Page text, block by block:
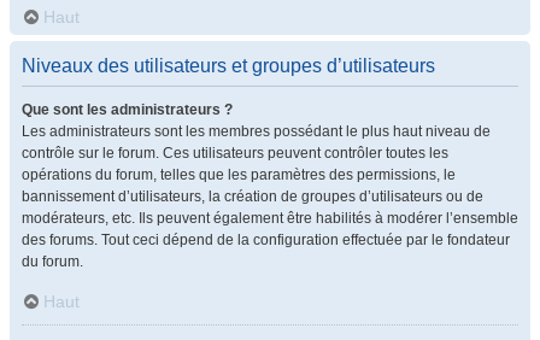
Haut
Niveaux des utilisateurs et groupes d’utilisateurs
Que sont les administrateurs ?
Les administrateurs sont les membres possédant le plus haut niveau de
contrôle sur le forum. Ces utilisateurs peuvent contrôler toutes les
opérations du forum, telles que les paramètres des permissions, le
bannissement d’utilisateurs, la création de groupes d’utilisateurs ou de
modérateurs, etc. Ils peuvent également être habilités à modérer l’ensemble
des forums. Tout ceci dépend de la configuration effectuée par le fondateur
du forum.
Haut